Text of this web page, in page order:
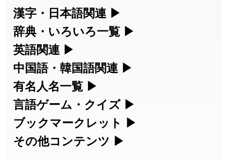
2026-08-06 「 」のイメージを追加しました
2026-08-06 「 胆石」のイメージを追加しました
2026-08-06 「
2026-08-06
2026-08-06 」のイメージを追加しました
2026-08-06 「截 」のイメージを追加しました
2026-08-06 「発売 」のイメージを追加しました
漢字・日本語関連 ▶
漢字の読み方検索、手書き入力、書き順
練習など、日本語学習に役立つツールを
集めています。
人名漢字辞典 - 読み方検索
手書き漢字入力
漢字の書き方・書き順 書き取り練習
辞典・いろいろ一覧 ▶
部首・画数別の漢字一覧、熟語辞典、地
名・駅名検索など、各種リファレンスツ
ールです。
部首画数別漢字一覧
常用漢字一覧
英語関連 ▶
カタカナ語・略語の意味検索、発音記
号、リスニング練習など英語学習ツール
です。
カタカナ語の意味・発音・類語辞典
英語の発音記号一覧
中国語・韓国語関連 ▶
中国語のピンイン変換、韓国語の手書き
入力など、アジア言語学習ツールです。
手書き中国語入力 変換ツール
有名人名一覧 ▶
海外セレブやスポーツ選手の名前の読み
方・発音を確認できます。
海外有名人の苗字・名前一覧と発音
言語ゲーム・クイズ ▶
四字熟語パズルや漢字クイズなど、楽し
みながら学べるゲームです。
ブックマークレット ▶
ブラウザに登録して、どのサイトからで
その他コンテンツ ▶